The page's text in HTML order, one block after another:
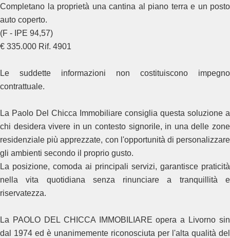
Completano la proprietà una cantina al piano terra e un posto
auto coperto.
(F - IPE 94,57)
€ 335.000 Rif. 4901
Le suddette informazioni non costituiscono impegno
contrattuale.
La Paolo Del Chicca Immobiliare consiglia questa soluzione a
chi desidera vivere in un contesto signorile, in una delle zone
residenziale più apprezzate, con l'opportunità di personalizzare
gli ambienti secondo il proprio gusto.
La posizione, comoda ai principali servizi, garantisce praticità
nella vita quotidiana senza rinunciare a tranquillità e
riservatezza.
La PAOLO DEL CHICCA IMMOBILIARE opera a Livorno sin
dal 1974 ed è unanimemente riconosciuta per l'alta qualità del